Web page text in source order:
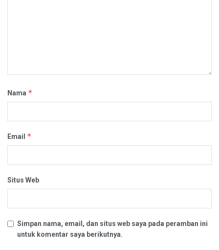
Nama *
Email *
Situs Web
Simpan nama, email, dan situs web saya pada peramban ini
untuk komentar saya berikutnya.